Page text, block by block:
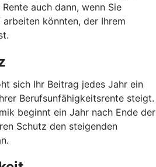
auch dann, wenn Sie
könnten, der Ihrem
sich Ihr Beitrag jedes Jahr ein
Berufsunfähigkeitsrente steigt.
beginnt ein Jahr nach Ende der
Schutz den steigenden